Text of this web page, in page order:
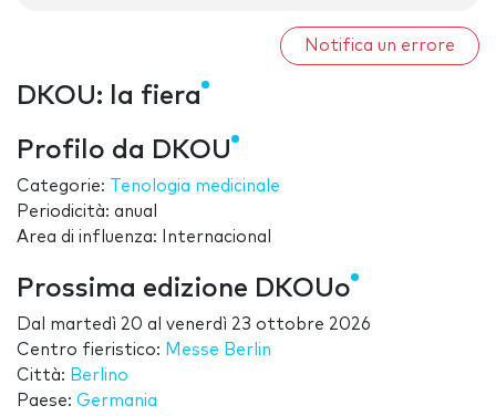
Notifica un errore
DKOU: la fiera
Profilo da DKOU
Categorie:
Tenologia medicinale
Periodicità: anual
Area di influenza: Internacional
Prossima edizione DKOUo
Dal martedì 20 al venerdì 23 ottobre 2026
Centro fieristico: Messe Berlin
Città: Berlino
Paese: Germania